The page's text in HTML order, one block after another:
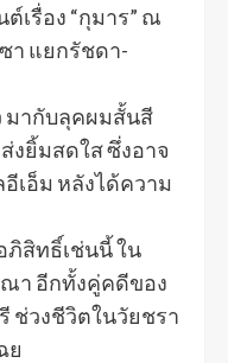
เรื่อง “กุมาร” ณ
า แยกรัชดา-
มากับลุคผมสั้นสี
งยิ้มสดใส ซึ่งอาจ
เอ็ม หลังได้ความ
สิทธิ์เช่นนี้ ใน
า อีกทั้งคู่คดีของ
ช่วงชีวิตในวัยชรา
ย